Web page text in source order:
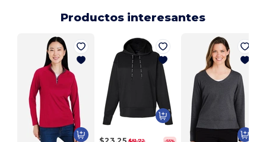
Productos interesantes
-55%